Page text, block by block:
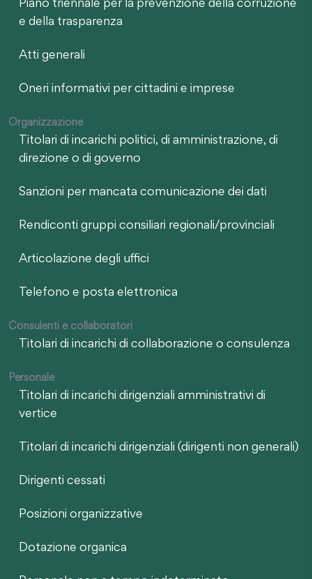
Piano triennale per la prevenzione della corruzione
e della trasparenza
Atti generali
Oneri informativi per cittadini e imprese
Organizzazione
Titolari di incarichi politici, di amministrazione, di
direzione o di governo
Sanzioni per mancata comunicazione dei dati
Rendiconti gruppi consiliari regionali/provinciali
Articolazione degli uffici
Telefono e posta elettronica
Consulenti e collaboratori
Titolari di incarichi di collaborazione o consulenza
Personale
Titolari di incarichi dirigenziali amministrativi di
vertice
Titolari di incarichi dirigenziali (dirigenti non generali)
Dirigenti cessati
Posizioni organizzative
Dotazione organica